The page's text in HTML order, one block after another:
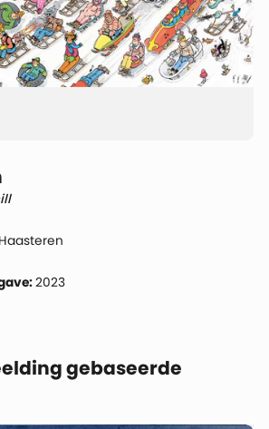
2023
gebaseerde